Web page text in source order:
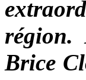
région.
Brice